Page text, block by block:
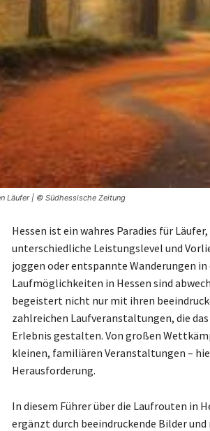
Läufer | © Südhessische Zeitung
Hessen ist ein wahres Paradies für
unterschiedliche Leistungslevel und
joggen oder entspannte Wanderungen
Laufmöglichkeiten in Hessen sind
begeistert nicht nur mit ihren
zahlreichen Laufveranstaltungen, die
Erlebnis gestalten. Von großen
kleinen, familiären Veranstaltungen –
Herausforderung.
In diesem Führer über die Laufrouten in
ergänzt durch beeindruckende Bilder